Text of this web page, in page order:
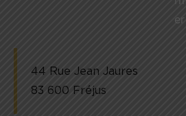
44 Rue Jean Jaures
83 600 Fréjus